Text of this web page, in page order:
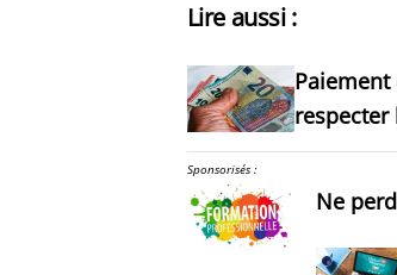
Lire aussi :
Paiement
respecter
Sponsorisés :
Ne